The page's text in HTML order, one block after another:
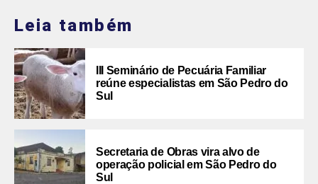
Leia também
III Seminário de Pecuária Familiar
reúne especialistas em São Pedro do
Sul
Secretaria de Obras vira alvo de
operação policial em São Pedro do
Sul